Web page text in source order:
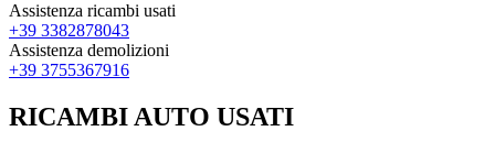
Assistenza ricambi usati
+39 3382878043
Assistenza demolizioni
+39 3755367916
RICAMBI AUTO USATI